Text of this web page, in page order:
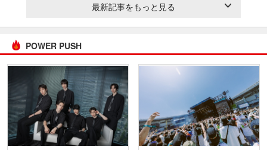
最新記事をもっと見る
POWER PUSH